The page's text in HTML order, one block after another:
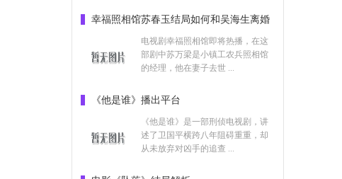
幸福照相馆苏春玉结局如何和吴海生离婚
电视剧幸福照相馆即将热播，在这
部剧中苏万梁是小镇工农兵照相馆
的经理，他在妻子去世 ...
《他是谁》播出平台
《他是谁》是一部刑侦电视剧，讲
述了卫国平横跨八年阻碍重重，却
从未放弃对凶手的追查 ...